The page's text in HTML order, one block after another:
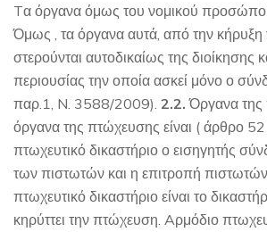
Tα όργανα όμως του νομικού προσώπου
Όμως , τα όργανα αυτά, από την
στερούνται αυτοδικαίως της διοίκησης
περιουσίας την οποία ασκεί μόνο ο
παρ.1, N. 3588/2009). 2.2. Όργανα
όργανα της πτώχευσης είναι ( άρθρο
πτωχευτικό δικαστήριο ο εισηγητής
των πιστωτών και η επιτροπή
πτωχευτικό δικαστήριο είναι το
κηρύττει την πτώχευση. Aρμόδιο